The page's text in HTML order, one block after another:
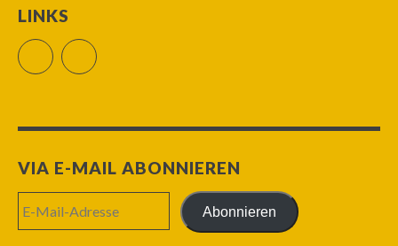
LINKS
FacebookRSS Feed
VIA E-MAIL ABONNIEREN
Mail-
Adresse
Abonnieren